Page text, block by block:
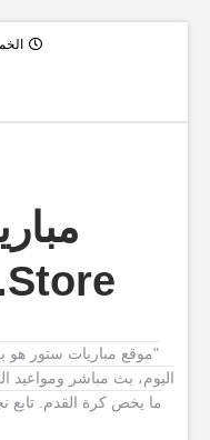
الخميس
"موقع مباريات ستور هو
اليوم، بث مباشر ومواعيد
ما يخص كرة القدم.